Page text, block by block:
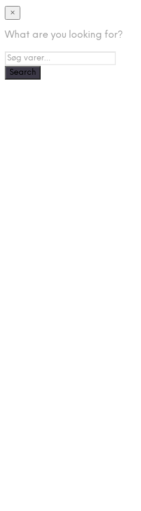
×
What are you looking for?